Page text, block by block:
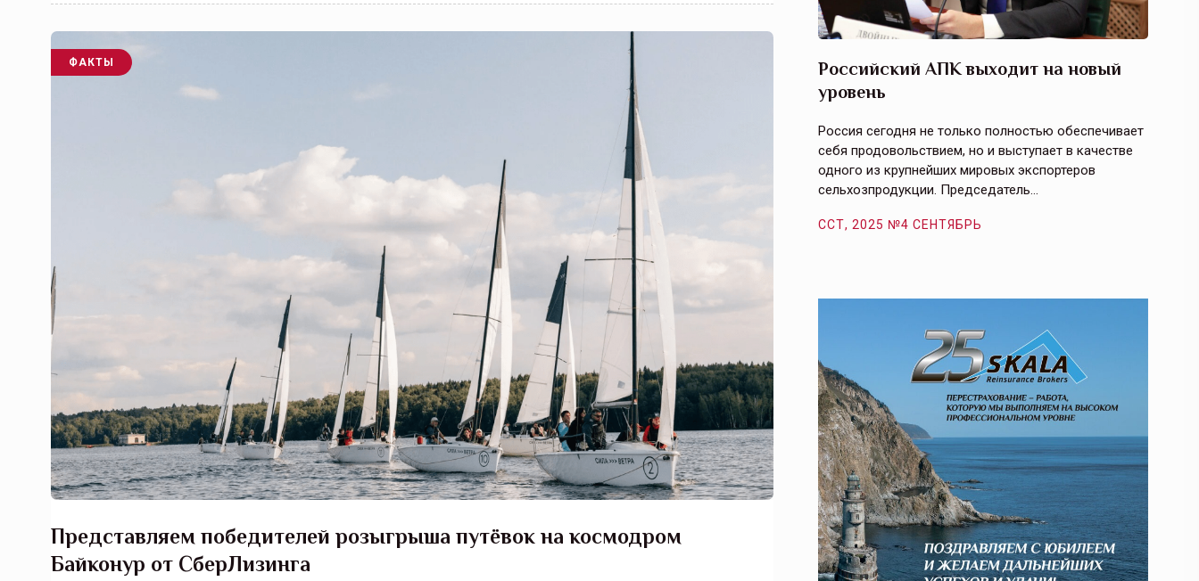
ФАКТЫ
Представляем победителей розыгрыша путёвок на космодром
Байконур от СберЛизинга
традициями выращивания агрокультур, но и зона
рискованного земледелия. Временно исполняющая
обязанности…
ОСАГО требует переосмысления
Нормативно-правовое регулирование страхового
рынка в России является одним из наиболее
прогрессивных в мире, однако в отдельных
областях требует точечной доработки…
ССТ, 2025 №4 СЕНТЯБРЬ
Российский АПК выходит на новый
уровень
Россия сегодня не только полностью обеспечивает
себя продовольствием, но и выступает в качестве
одного из крупнейших мировых экспортеров
сельхозпродукции. Председатель…
ССТ, 2025 №4 СЕНТЯБРЬ